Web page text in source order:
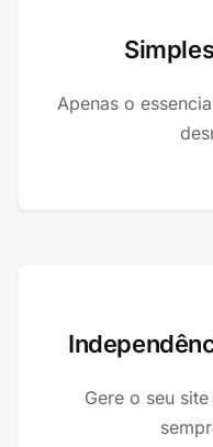
Apenas o
Gere o seu